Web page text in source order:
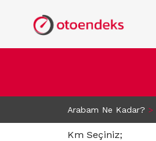
Arabam Ne Kadar? >
Km Seçiniz;